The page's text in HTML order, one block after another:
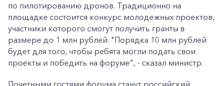
по пилотированию дронов. Традиционно на
площадке состоится конкурс молодежных проектов,
участники которого смогут получить гранты в
размере до 1 млн рублей. "Порядка 10 млн рублей
будет для того, чтобы ребята могли подать свои
проекты и победить на форуме", - сказал министр.
Почетными гостями форума станут российский